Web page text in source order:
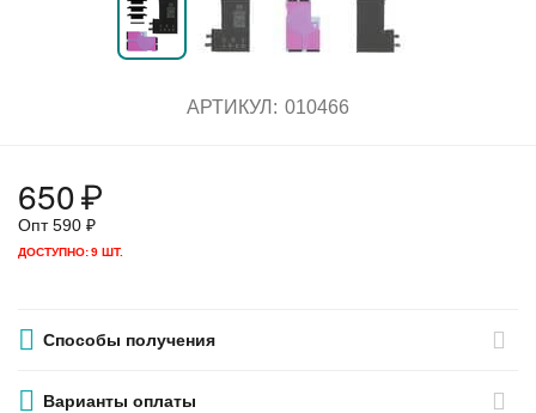
АРТИКУЛ: 010466
650₽
Опт590 ₽
ДОСТУПНО:9 ШТ.
Способы получения
Варианты оплаты